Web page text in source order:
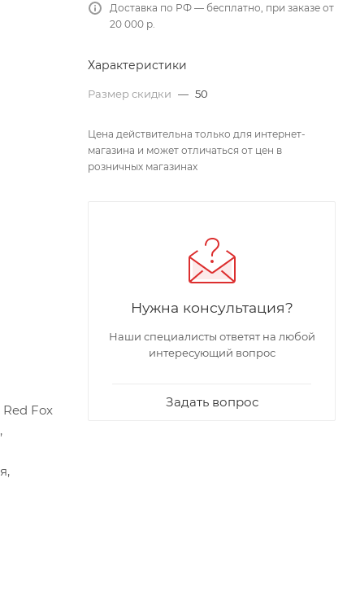
Fox
Доставка по РФ — бесплатно, при заказе от
20 000 р.
Характеристики
Размер скидки — 50
Цена действительна только для интернет-
магазина и может отличаться от цен в
розничных магазинах
Нужна консультация?
Наши специалисты ответят на любой
интересующий вопрос
Задать вопрос